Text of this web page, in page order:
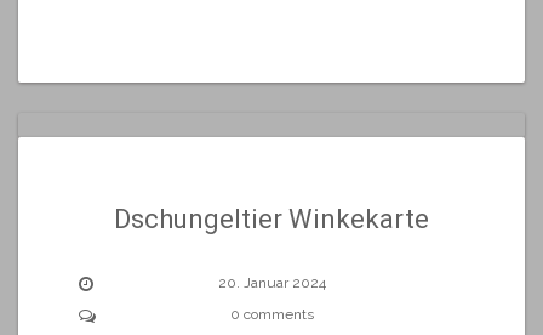
Dschungeltier Winkekarte
20. Januar 2024
0 comments